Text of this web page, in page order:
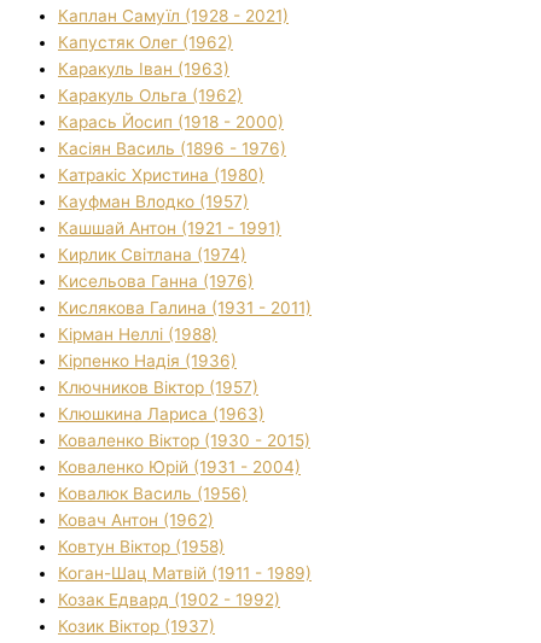
Каплан Самуїл (1928 - 2021)
Капустяк Олег (1962)
Каракуль Іван (1963)
Каракуль Ольга (1962)
Карась Йосип (1918 - 2000)
Касіян Василь (1896 - 1976)
Катракіс Христина (1980)
Кауфман Влодко (1957)
Кашшай Антон (1921 - 1991)
Кирлик Світлана (1974)
Кисельова Ганна (1976)
Кислякова Галина (1931 - 2011)
Кірман Неллі (1988)
Кірпенко Надія (1936)
Ключников Віктор (1957)
Клюшкина Лариса (1963)
Коваленко Віктор (1930 - 2015)
Коваленко Юрій (1931 - 2004)
Ковалюк Василь (1956)
Ковач Антон (1962)
Ковтун Віктор (1958)
Коган-Шац Матвій (1911 - 1989)
Козак Едвард (1902 - 1992)
Козик Віктор (1937)